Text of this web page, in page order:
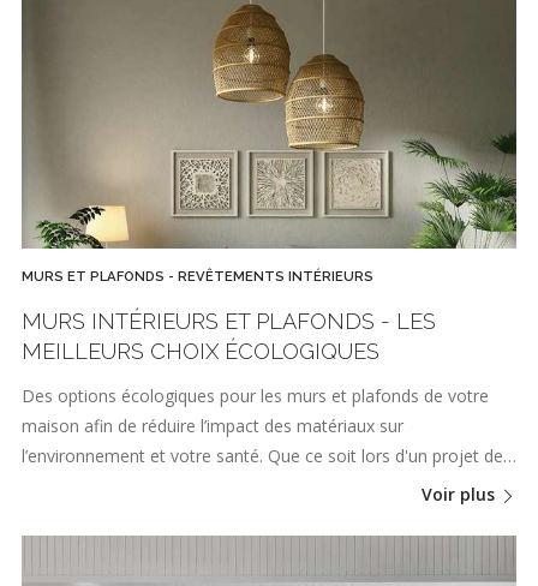
MURS ET PLAFONDS - REVÊTEMENTS INTÉRIEURS
MURS INTÉRIEURS ET PLAFONDS - LES
MEILLEURS CHOIX ÉCOLOGIQUES
Des options écologiques pour les murs et plafonds de votre
maison afin de réduire l’impact des matériaux sur
l’environnement et votre santé. Que ce soit lors d'un projet de…
Voir plus